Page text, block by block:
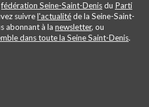
fédération Seine-Saint-Denisdu Parti
suivrel'actualitéde la Seine-Saint-
abonnant à la newsletter, ou
dans toute la Seine Saint-Denis.